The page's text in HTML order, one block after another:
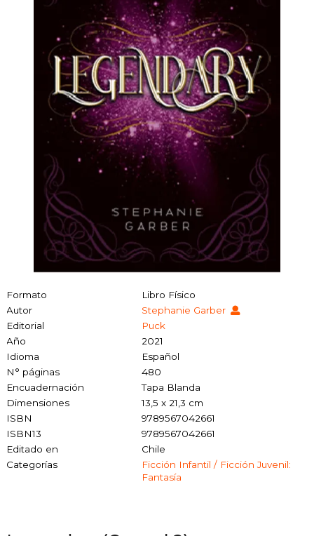
Formato
Libro Físico
Autor
Stephanie Garber
Editorial
Puck
Año
2021
Idioma
Español
N° páginas
480
Encuadernación
Tapa Blanda
Dimensiones
13,5 x 21,3 cm
ISBN
9789567042661
ISBN13
9789567042661
Editado en
Chile
Categorías
Ficción Infantil / Ficción Juvenil:
Fantasía